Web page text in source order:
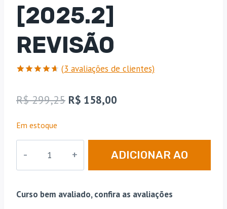
[2025.2]
REVISÃO
de 5, com
baseado
avaliações
clientes
(3 avaliações de clientes)
R$299,25 O
era:
R$ 299,25.
R$ 158,00
é:
R$ 158,00.
Em estoque
ES
ADICIONAR AO
Curso bem avaliado, confira as avaliações